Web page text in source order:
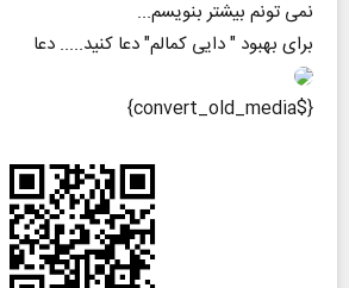
نمی تونم بیشتر بنویسم...
برای بهبود " دایی کمالم" دعا کنید..... دعا
{$convert_old_media}